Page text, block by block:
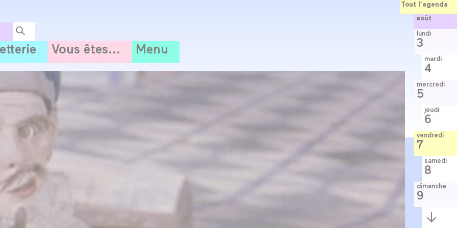
Vous êtes... Menu
Tout l’agenda
août
lundi
3
mardi
4
mercredi
5
jeudi
6
vendredi
7
samedi
8
dimanche
9
Semaine
suivante